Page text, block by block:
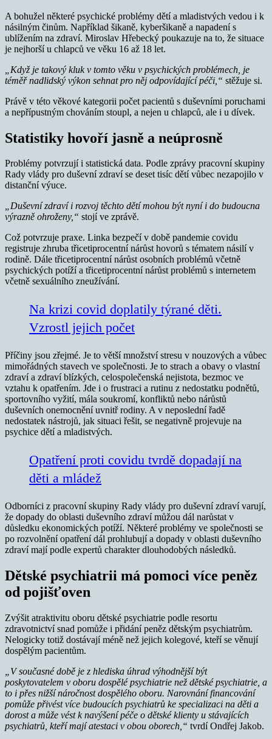
A bohužel některé psychické problémy dětí a mladistvých vedou i k
násilným činům. Například šikaně, kyberšikaně a napadení s
ublížením na zdraví. Miroslav Hřebecký poukazuje na to, že situace
je nejhorší u chlapců ve věku 16 až 18 let.
„Když je takový kluk v tomto věku v psychických problémech, je
téměř nadlidský výkon sehnat pro něj odpovídající péči,“ stěžuje si.
Právě v této věkové kategorii počet pacientů s duševními poruchami
a nepřípustným chováním stoupl, a nejen u chlapců, ale i u dívek.
Statistiky hovoří jasně a neúprosně
Problémy potvrzují i statistická data. Podle zprávy pracovní skupiny
Rady vlády pro duševní zdraví se deset tisíc dětí vůbec nezapojilo v
distanční výuce.
„Duševní zdraví i rozvoj těchto dětí mohou být nyní i do budoucna
výrazně ohroženy,“ stojí ve zprávě.
Což potvrzuje praxe. Linka bezpečí v době pandemie covidu
registruje zhruba třicetiprocentní nárůst hovorů s tématem násilí v
rodině. Dále třicetiprocentní nárůst osobních problémů včetně
psychických potíží a třicetiprocentní nárůst problémů s internetem
včetně sexuálního zneužívání.
Na krizi covid doplatily týrané děti.
Vzrostl jejich počet
Příčiny jsou zřejmé. Je to větší množství stresu v nouzových a vůbec
mimořádných stavech ve společnosti. Je to strach a obavy o vlastní
zdraví a zdraví blízkých, celospolečenská nejistota, bezmoc ve
vztahu k opatřením. Jde i o frustraci a rutinu z nedostatku podnětů,
sportovního vyžití, mála soukromí, konfliktů nebo nárůstů
duševních onemocnění uvnitř rodiny. A v neposlední řadě
nedostatek nástrojů, jak situaci řešit, se negativně projevuje na
psychice dětí a mladistvých.
Opatření proti covidu tvrdě dopadají na
děti a mládež
Odborníci z pracovní skupiny Rady vlády pro duševní zdraví varují,
že dopady do oblasti duševního zdraví můžou dál narůstat v
důsledku ekonomických potíží. Některé problémy ve společnosti se
po rozvolnění opatření dál prohlubují a dopady v oblasti duševního
zdraví mají podle expertů charakter dlouhodobých následků.
Dětské psychiatrii má pomoci více peněz
od pojišťoven
Zvýšit atraktivitu oboru dětské psychiatrie podle resortu
zdravotnictví snad pomůže i přidání peněz dětským psychiatrům.
Nelogicky totiž dostávají méně než jejich kolegové, kteří se věnují
dospělým pacientům.
„V současné době je z hlediska úhrad výhodnější být
poskytovatelem v oboru dospělé psychiatrie než dětské psychiatrie, a
to i přes nižší náročnost dospělého oboru. Narovnání financování
pomůže přivést více budoucích psychiatrů ke specializaci na děti a
dorost a může vést k navýšení péče o dětské klienty u stávajících
psychiatrů, kteří mají atestaci v obou oborech,“ tvrdí Ondřej Jakob.